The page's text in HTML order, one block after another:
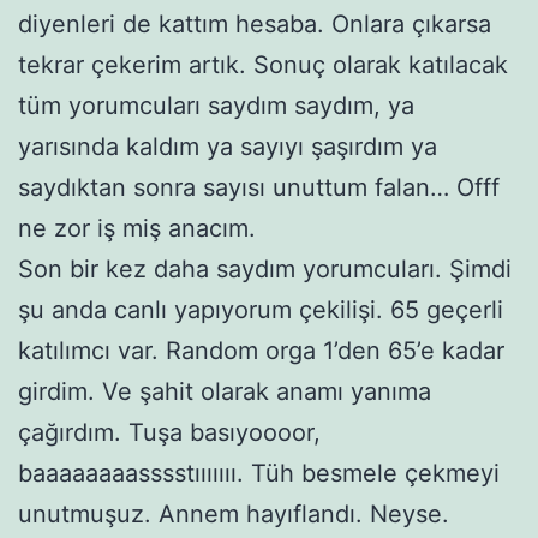
diyenleri de kattım hesaba. Onlara çıkarsa
tekrar çekerim artık. Sonuç olarak katılacak
tüm yorumcuları saydım saydım, ya
yarısında kaldım ya sayıyı şaşırdım ya
saydıktan sonra sayısı unuttum falan… Offf
ne zor iş miş anacım.
Son bir kez daha saydım yorumcuları. Şimdi
şu anda canlı yapıyorum çekilişi. 65 geçerli
katılımcı var. Random orga 1’den 65’e kadar
girdim. Ve şahit olarak anamı yanıma
çağırdım. Tuşa basıyoooor,
baaaaaaaasssstııııııı. Tüh besmele çekmeyi
unutmuşuz. Annem hayıflandı. Neyse.